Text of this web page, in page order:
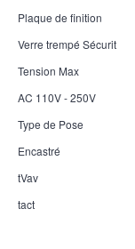
Plaque de finition
Verre trempé Sécurit
Tension Max
AC 110V - 250V
Type de Pose
Encastré
tVav
tact